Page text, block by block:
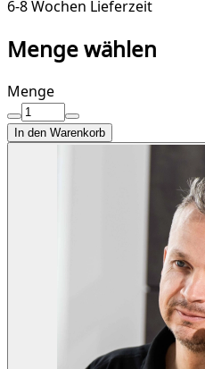
6-8 Wochen Lieferzeit
Menge wählen
Menge
In den Warenkorb